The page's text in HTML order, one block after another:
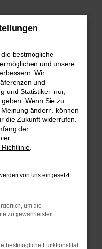
ERROR
helfen können:
und deine
zum Beispiel deine
Werbeblocker,
Seite in einem
einem privaten
bestmögliche
und unsere
Wir
und
und Statistiken nur,
Wenn Sie zu
ändern, können
die Zukunft widerrufen.
der
Richtlinie
von uns eingesetzt:
um die
zu gewährleisten.
bestmögliche Funktionalität